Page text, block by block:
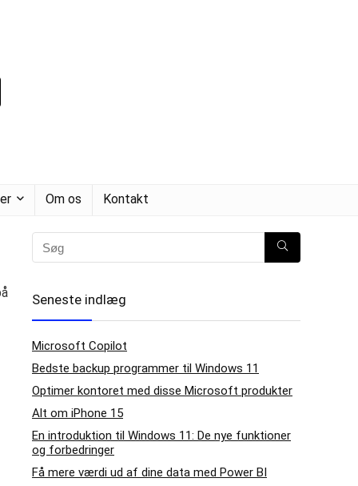
Om os Kontakt
Seneste indlæg
Microsoft Copilot
Bedste backup programmer til Windows 11
Optimer kontoret med disse Microsoft produkter
Alt om iPhone 15
En introduktion til Windows 11: De nye funktioner
og forbedringer
Få mere værdi ud af dine data med Power BI